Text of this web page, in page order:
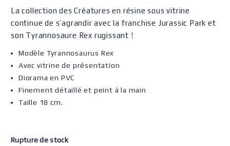
La collection des Créatures en résine sous vitrine
continue de s’agrandir avec la franchise Jurassic Park et
son Tyrannosaure Rex rugissant !
Modèle Tyrannosaurus Rex
Avec vitrine de présentation
Diorama en PVC
Finement détaillé et peint à la main
Taille 18 cm.
Rupture de stock